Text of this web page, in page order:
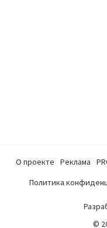
О проекте Реклама
Политика
©